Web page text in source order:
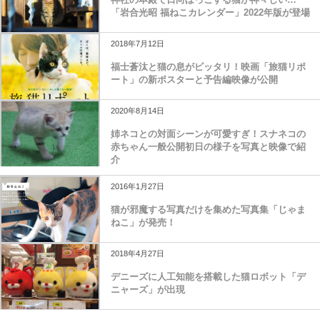
「岩合光昭 福ねこカレンダー」2022年版が登場
2018年7月12日
福士蒼汰と猫の息がピッタリ！映画「旅猫リポ
ート」の新ポスターと予告編映像が公開
2020年8月14日
姉ネコとの対面シーンが可愛すぎ！スナネコの
赤ちゃん一般公開初日の様子を写真と映像で紹
介
2016年1月27日
猫が邪魔する写真だけを集めた写真集「じゃま
ねこ」が発売！
2018年4月27日
デニーズに人工知能を搭載した猫ロボット「デ
ニャーズ」が出現